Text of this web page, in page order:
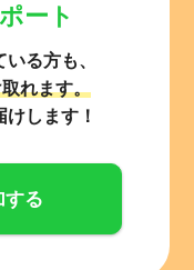
ート
る方も、
れます。
します！
する